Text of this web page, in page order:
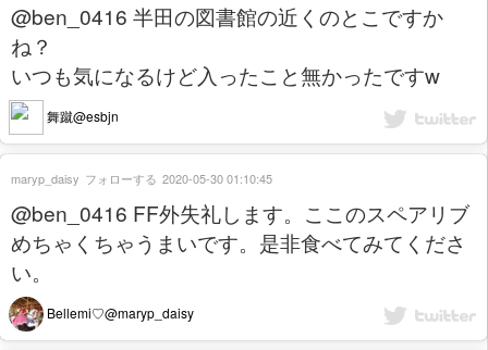
@ben_0416 半田の図書館の近くのとこですか
ね？
いつも気になるけど入ったこと無かったですw
舞蹴@esbjn
@ben_0416 FF外失礼します。ここのスペアリブ
めちゃくちゃうまいです。是非食べてみてくださ
い。
Bellemi♡@maryp_daisy
maryp_daisy フォローする 2020-05-30 01:10:45